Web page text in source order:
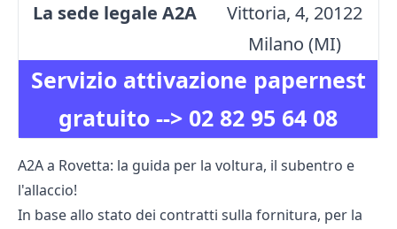
Servizio attivazione papernest
gratuito --> 02 82 95 64 08
La sede legale A2A
Vittoria, 4, 20122
Milano (MI)
A2A a Rovetta: la guida per la voltura, il subentro e
l'allaccio!
In base allo stato dei contratti sulla fornitura, per la